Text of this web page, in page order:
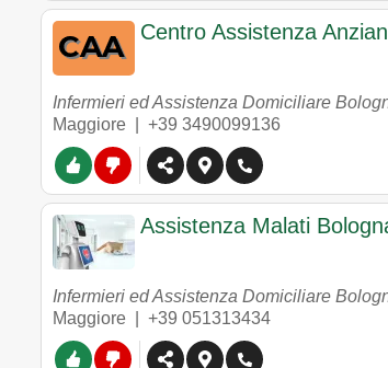
Centro Assistenza
Infermieri ed Assistenza Domiciliare
Maggiore | +39 3490099136
Assistenza Malati
Infermieri ed Assistenza Domiciliare
Maggiore | +39 051313434